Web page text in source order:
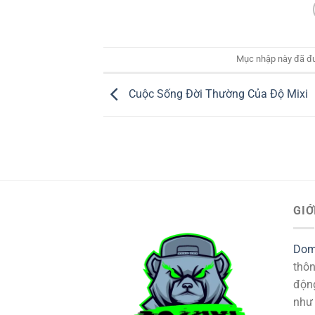
Mục nhập này đã
Cuộc Sống Đời Thường Của Độ Mixi